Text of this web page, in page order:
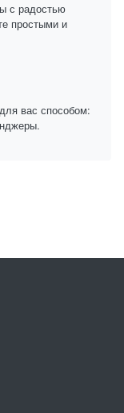
с радостью
простыми и
вас способом: